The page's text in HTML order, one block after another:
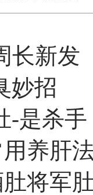
长新发
妙招
-是杀手
养肝
将军